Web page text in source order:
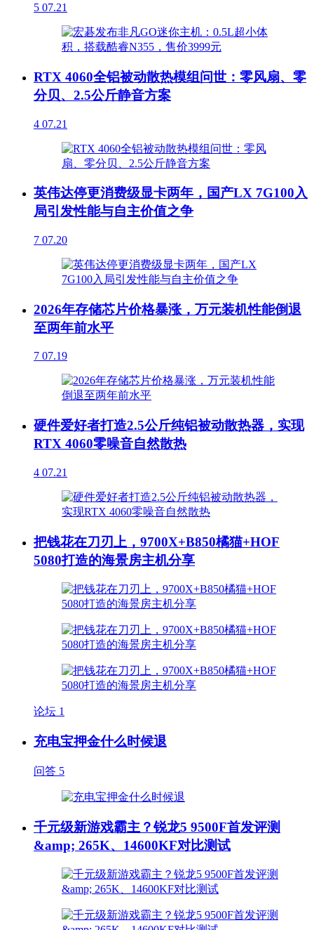
5 07.21
RTX 4060全铝被动散热模组问世：零风扇、零
分贝、2.5公斤静音方案
4 07.21
英伟达停更消费级显卡两年，国产LX 7G100入
局引发性能与自主价值之争
7 07.20
2026年存储芯片价格暴涨，万元装机性能倒退
至两年前水平
7 07.19
硬件爱好者打造2.5公斤纯铝被动散热器，实现
RTX 4060零噪音自然散热
4 07.21
把钱花在刀刃上，9700X+B850橘猫+HOF
5080打造的海景房主机分享
论坛 1
充电宝押金什么时候退
问答 5
千元级新游戏霸主？锐龙5 9500F首发评测
&amp; 265K、14600KF对比测试